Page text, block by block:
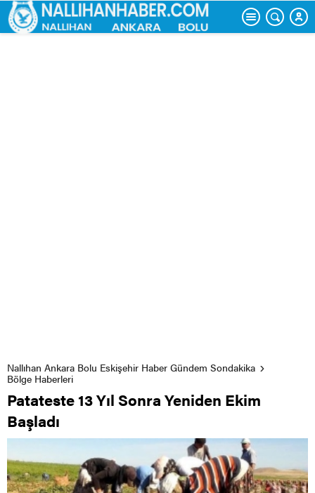
Nallıhan Ankara Bolu Eskişehir Haber Gündem Sondakika
Bölge Haberleri
Patateste 13 Yıl Sonra Yeniden Ekim
Başladı